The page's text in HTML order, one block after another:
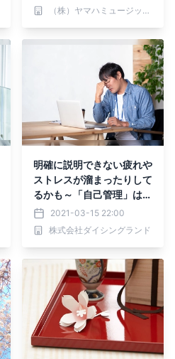
「月刊ピアノ2021年4月 （株）ヤマハミュージックエンタテインメントホールディングス
明確に説明できない疲れや
ストレスが溜まったりして
るかも～「自己管理」はで
きてますか？
2021-03-15 22:00
株式会社ダイシングランド